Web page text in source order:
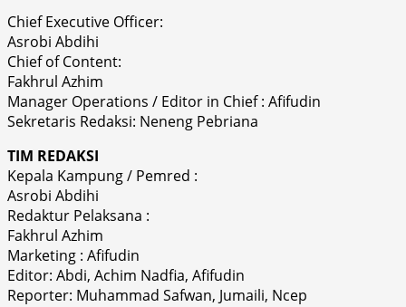
Chief Executive Officer:
Asrobi Abdihi
Chief of Content:
Fakhrul Azhim
Manager Operations / Editor in Chief : Afifudin
Sekretaris Redaksi: Neneng Pebriana
TIM REDAKSI
Kepala Kampung / Pemred :
Asrobi Abdihi
Redaktur Pelaksana :
Fakhrul Azhim
Marketing : Afifudin
Editor: Abdi, Achim Nadfia, Afifudin
Reporter: Muhammad Safwan, Jumaili, Ncep